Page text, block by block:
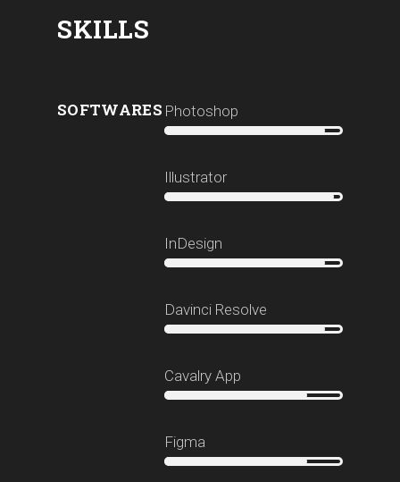
SKILLS
SOFTWARES Photoshop
Illustrator
InDesign
Davinci Resolve
Cavalry App
Figma